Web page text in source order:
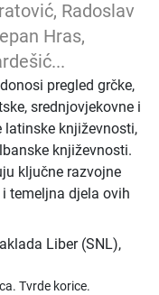
Radoslav
Hras,
pregled grčke,
srednjovjekovne i
latinske književnosti,
književnosti.
ključne razvojne
temeljna djela ovih
Liber (SNL),
Tvrde korice.